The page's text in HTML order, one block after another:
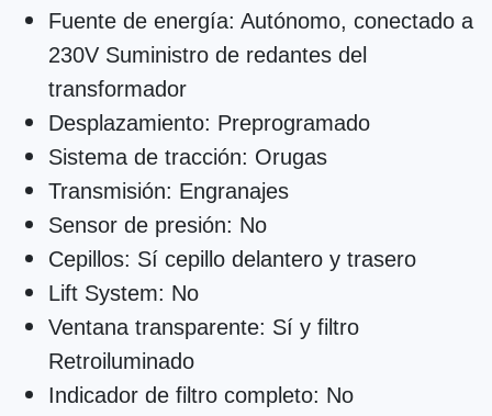
Fuente de energía: Autónomo, conectado a
230V Suministro de redantes del
transformador
Desplazamiento: Preprogramado
Sistema de tracción: Orugas
Transmisión: Engranajes
Sensor de presión: No
Cepillos: Sí cepillo delantero y trasero
Lift System: No
Ventana transparente: Sí y filtro
Retroiluminado
Indicador de filtro completo: No